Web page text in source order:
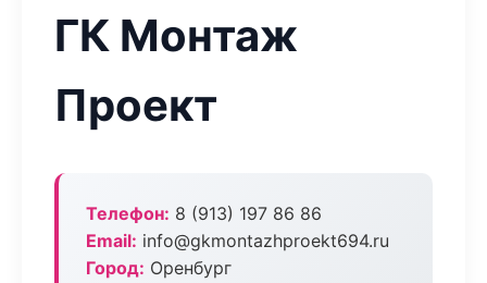
ГК Монтаж
Проект
Телефон: 8 (913) 197 86 86
Email: info@gkmontazhproekt694.ru
Город: Оренбург